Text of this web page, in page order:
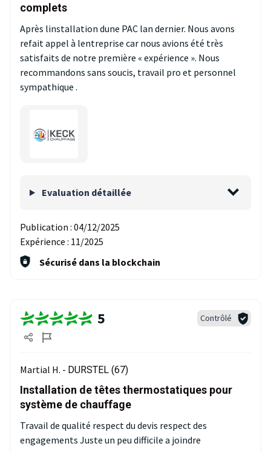
complets
Après linstallation dune PAC lan dernier. Nous avons
refait appel à lentreprise car nous avions été très
satisfaits de notre première « expérience ». Nous
recommandons sans soucis, travail pro et personnel
sympathique .
Evaluation détaillée
Publication : 04/12/2025
Expérience : 11/2025
Sécurisé dans la blockchain
5 Contrôlé
Martial H. - DURSTEL (67)
Installation de têtes thermostatiques pour
système de chauffage
Travail de qualité respect du devis respect des
engagements Juste un peu difficile a joindre